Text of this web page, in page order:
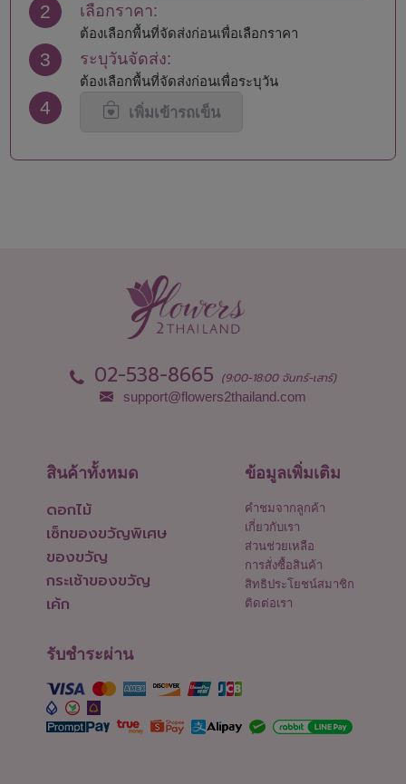
นครพนม
นครราชสีมา
นครศรีธรรมราช
นครสวรรค์
นนทบุรี
สมุทรสาคร
สิงห์บุรี
อุตรดิตถ์
อุทัยธานี
2 เลือกราคา:
ต้องเลือกพื้นที่จัดส่งก่อนเพื่อเลือกราคา
3 ระบุวันจัดส่ง:
ต้องเลือกพื้นที่จัดส่งก่อนเพื่อระบุวัน
4 เพิ่มเข้ารถเข็น
02-538-8665 (9:00-18:00 จันทร์-เสาร์)
support@flowers2thailand.com
สินค้าทั้งหมด
ดอกไม้
เซ็ทของขวัญพิเศษ
ของขวัญ
กระเช้าของขวัญ
เค้ก
ข้อมูลเพิ่มเติม
คำชมจากลูกค้า
เกี่ยวกับเรา
ส่วนช่วยเหลือ
การสั่งซื้อสินค้า
สิทธิประโยชน์สมาชิก
ติดต่อเรา
รับชำระผ่าน